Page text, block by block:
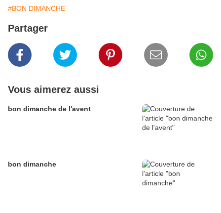
#BON DIMANCHE
Partager
Vous aimerez aussi
bon dimanche de l'avent
bon dimanche